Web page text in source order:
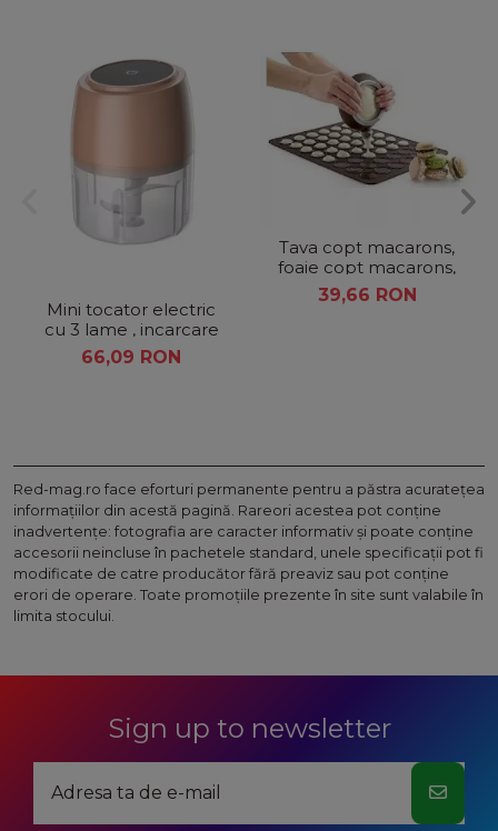
Mini tocator electric
cu 3 lame , incarcare
usb
66,09 RON
Tava copt macarons,
foaie copt macarons,
48 de forme rotunde,
silicon, maro
39,66 RON
Red-mag.ro face eforturi permanente pentru a păstra acurateţea
informaţiilor din acestă pagină. Rareori acestea pot conţine
inadvertenţe: fotografia are caracter informativ şi poate conţine
accesorii neincluse în pachetele standard, unele specificaţii pot fi
modificate de catre producător fără preaviz sau pot conţine
erori de operare. Toate promoţiile prezente în site sunt valabile în
limita stocului.
Sign up to newsletter